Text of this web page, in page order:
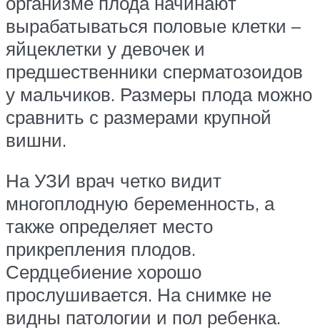
вырабатываться половые клетки –
яйцеклетки у девочек и
предшественники сперматозоидов
у мальчиков. Размеры плода можно
сравнить с размерами крупной
вишни.
На УЗИ врач четко видит
многоплодную беременность, а
также определяет место
прикрепления плодов.
Сердцебиение хорошо
прослушивается. На снимке не
видны патологии и пол ребенка.